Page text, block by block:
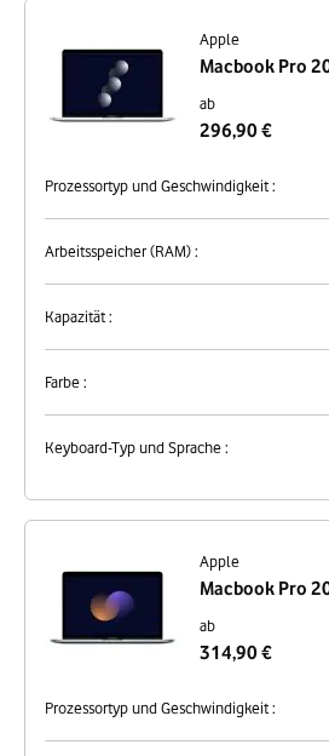
Apple
Macbook Pro
ab
296,90 €
Prozessortyp und Geschwindigkeit :
Arbeitsspeicher (RAM) :
Kapazität :
Farbe :
Keyboard-Typ und Sprache :
Apple
Macbook Pro
ab
314,90 €
Prozessortyp und Geschwindigkeit :